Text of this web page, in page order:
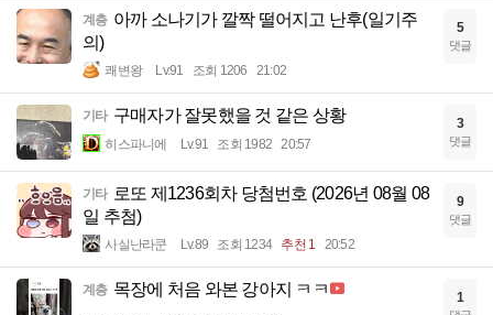
계층 아까 소나기가 깔짝 떨어지고 난후(일기주
의)
쾌변왕 Lv.91 조회 1206 21:02
5
댓글
기타 구매자가 잘못했을 것 같은 상황
히스파니에 Lv.91 조회 1982 20:57
3
댓글
기타 로또 제1236회차 당첨번호 (2026년 08월 08
일 추첨)
사실난라쿤 Lv.89 조회 1234 추천 1 20:52
9
댓글
계층 목장에 처음 와본 강아지 ㅋㅋ 1